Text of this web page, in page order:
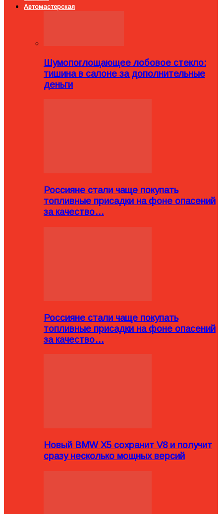
Автомастерская
Шумопоглощающее лобовое стекло:
тишина в салоне за дополнительные
деньги
Россияне стали чаще покупать
топливные присадки на фоне опасений
за качество…
Россияне стали чаще покупать
топливные присадки на фоне опасений
за качество…
Новый BMW X5 сохранит V8 и получит
сразу несколько мощных версий